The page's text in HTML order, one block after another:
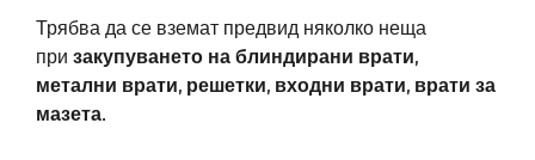
Трябва да се вземат предвид няколко неща
при закупуването на блиндирани врати,
метални врати, решетки, входни врати, врати за
мазета.